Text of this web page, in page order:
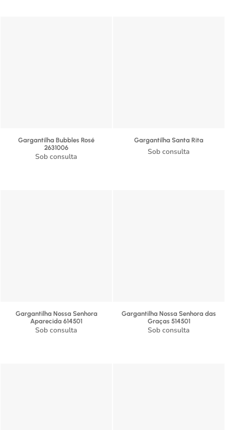
Gargantilha Bubbles Rosé
2631006
Sob consulta
Gargantilha Santa Rita
Sob consulta
Gargantilha Nossa Senhora
Aparecida 614501
Sob consulta
Gargantilha Nossa Senhora das
Graças 514501
Sob consulta